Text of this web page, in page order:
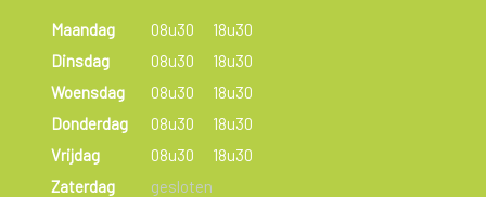
Maandag 08u30
18u30
Dinsdag
08u30
18u30
Woensdag
08u30
18u30
Donderdag
08u30
18u30
Vrijdag
08u30
18u30
Zaterdag
gesloten